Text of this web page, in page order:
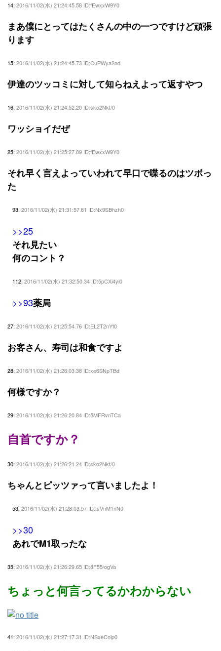
14: 2016/11/02(水) 21:24:45.58 ID:fEwxxW9Y0
まあ僕にとってはたくさんの中の一つですけど頑張
ります
15: 2016/11/02(水) 21:24:45.73 ID:CuPWya2od
伊達のツッコミに対して知らねえよって返すやつ
16: 2016/11/02(水) 21:24:52.20 ID:sko2Nkt/0
ワッショイだぜ
25: 2016/11/02(水) 21:25:27.89 ID:fEwxxW9Y0
それ早く言えよっていわれて早口で喋るのはツボっ
た
93: 2016/11/02(水) 21:31:57.81 ID:Nx9SBhzh0
>>25
それ見たい
何のコント？
112: 2016/11/02(水) 21:32:50.34 ID:5pCXi4yl0
>>93薬局
27: 2016/11/02(水) 21:25:54.76 ID:EL2T2nYt0
お客さん、寿司は和食ですよ
28: 2016/11/02(水) 21:26:03.38 ID:xe6SNpTBd
何様ですか？
29: 2016/11/02(水) 21:26:20.84 ID:5MFRvnTCa
自首ですか？
30: 2016/11/02(水) 21:26:21.24 ID:sko2Nkt/0
ちゃんとピッツァって言いましたよ！
53: 2016/11/02(水) 21:28:03.57 ID:IsVnM1nN0
>>30
あれでM1取ったな
35: 2016/11/02(水) 21:26:29.65 ID:8F55/ogVa
ちょっと何言ってるかわからない
41: 2016/11/02(水) 21:27:17.31 ID:NSxeColp0